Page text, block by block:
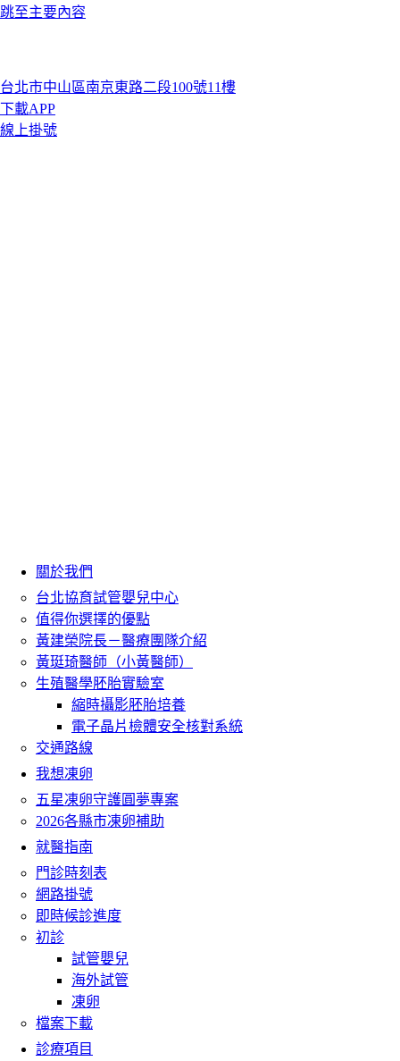
跳至主要內容
台北市中山區南京東路二段100號11樓
下載APP
線上掛號
關於我們
台北協育試管嬰兒中心
值得你選擇的優點
黃建榮院長－醫療團隊介紹
黃珽琦醫師（小黃醫師）
生殖醫學胚胎實驗室
縮時攝影胚胎培養
電子晶片檢體安全核對系統
交通路線
我想凍卵
五星凍卵守護圓夢專案
2026各縣市凍卵補助
就醫指南
門診時刻表
網路掛號
即時候診進度
初診
試管嬰兒
海外試管
凍卵
檔案下載
診療項目